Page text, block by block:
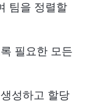
팀을 정렬할
필요한 모든
성하고 할당